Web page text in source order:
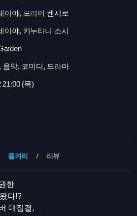
이야, 모리이 켄시로
이야, 키누타니 소시
음악, 코미디, 드라마
21:00 (목)
줄거리 리뷰
한
다!?
대집결,